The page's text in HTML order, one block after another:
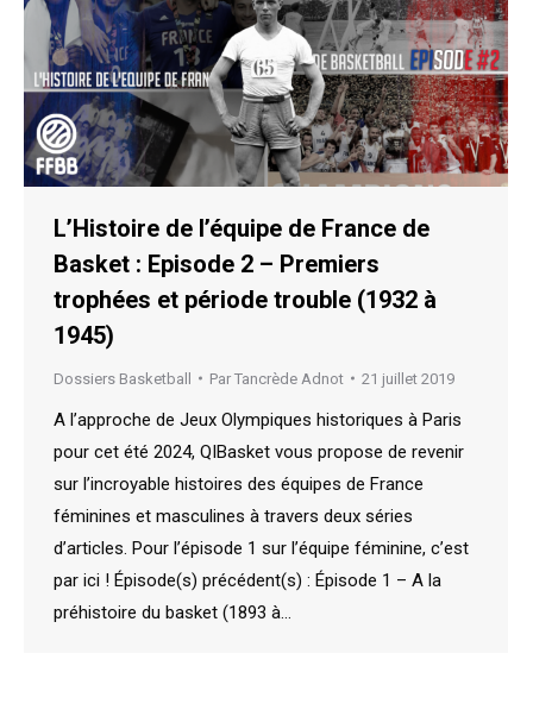
L’Histoire de l’équipe de France de
Basket : Episode 2 – Premiers
trophées et période trouble (1932 à
1945)
Dossiers Basketball Par Tancrède Adnot 21 juillet 2019
A l’approche de Jeux Olympiques historiques à Paris
pour cet été 2024, QIBasket vous propose de revenir
sur l’incroyable histoires des équipes de France
féminines et masculines à travers deux séries
d’articles. Pour l’épisode 1 sur l’équipe féminine, c’est
par ici ! Épisode(s) précédent(s) : Épisode 1 – A la
préhistoire du basket (1893 à…